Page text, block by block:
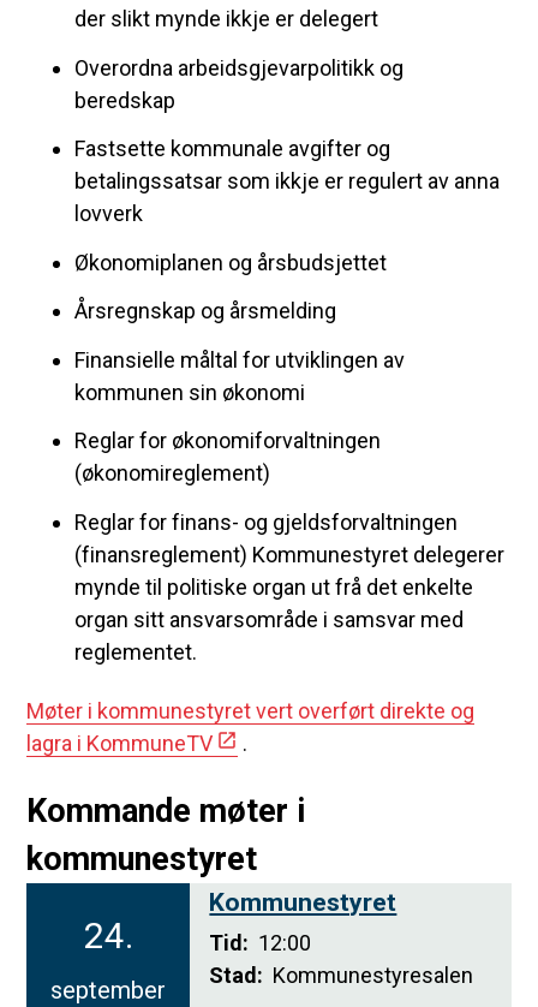
der slikt mynde ikkje er delegert
Overordna arbeidsgjevarpolitikk og
beredskap
Fastsette kommunale avgifter og
betalingssatsar som ikkje er regulert av anna
lovverk
Økonomiplanen og årsbudsjettet
Årsregnskap og årsmelding
Finansielle måltal for utviklingen av
kommunen sin økonomi
Reglar for økonomiforvaltningen
(økonomireglement)
Reglar for finans- og gjeldsforvaltningen
(finansreglement) Kommunestyret delegerer
mynde til politiske organ ut frå det enkelte
organ sitt ansvarsområde i samsvar med
reglementet.
Møter i kommunestyret vert overført direkte og
lagra i KommuneTV
.
Kommande møter i
kommunestyret
24.
september
Kommunestyret
.
Tid
12:00
Stad
Kommunestyresalen